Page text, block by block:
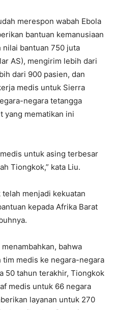
merespon wabah Ebola
bantuan kemanusiaan
nilai bantuan 750 juta
AS), mengirim lebih dari
dari 900 pasien, dan
medis untuk Sierra
negara tetangga
yang mematikan ini
untuk asing terbesar
Tiongkok,” kata Liu.
menjadi kekuatan
kepada Afrika Barat
menambahkan, bahwa
medis ke negara-negara
50 tahun terakhir, Tiongkok
medis untuk 66 negara
layanan untuk 270